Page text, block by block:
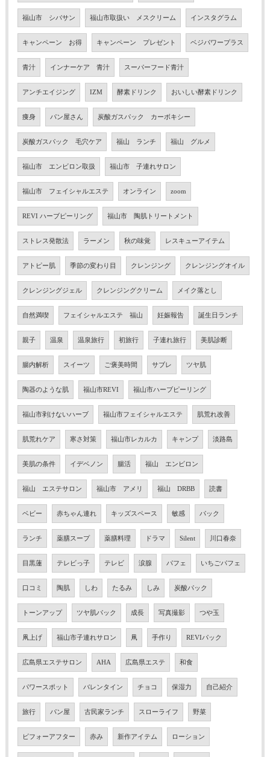
福山市 シバサン 福山市取扱い メスクリーム インスタグラム
キャンペーン お得 キャンペーン プレゼント ベジパワープラス
青汁 インナーケア 青汁 スーパーフード青汁
アンチエイジング IZM 酵素ドリンク おいしい酵素ドリンク
痩身 パン屋さん 炭酸ガスパック カーボキシー
炭酸ガスパック 毛穴ケア 福山 ランチ 福山 グルメ
福山市 エンビロン取扱 福山市 子連れサロン
福山市 フェイシャルエステ オンライン zoom
REVI ハーブピーリング 福山市 陶肌トリートメント
ストレス発散法 ラーメン 秋の味覚 レスキューアイテム
アトピー肌 季節の変わり目 クレンジング クレンジングオイル
クレンジングジェル クレンジングクリーム メイク落とし
自然満喫 フェイシャルエステ 福山 妊娠報告 誕生日ランチ
親子 温泉 温泉旅行 初旅行 子連れ旅行 美肌診断
腸内解析 スイーツ ご褒美時間 サブレ ツヤ肌
陶器のような肌 福山市REVI 福山市ハーブピーリング
福山市剥けないハーブ 福山市フェイシャルエステ 肌荒れ改善
肌荒れケア 寒さ対策 福山市レカルカ キャンプ 淡路島
美肌の条件 イデベノン 腸活 福山 エンビロン
福山 エステサロン 福山市 アメリ 福山 DRBB 読書
ベビー 赤ちゃん連れ キッズスペース 敏感 パック
ランチ 薬膳スープ 薬膳料理 ドラマ Silent 川口春奈
目黒蓮 テレビっ子 テレビ 涙腺 パフェ いちごパフェ
口コミ 陶肌 しわ たるみ しみ 炭酸パック
トーンアップ ツヤ肌パック 成長 写真撮影 つや玉
凧上げ 福山市子連れサロン 凧 手作り REVIパック
広島県エステサロン AHA 広島県エステ 和食
パワースポット バレンタイン チョコ 保湿力 自己紹介
旅行 パン屋 古民家ランチ スローライフ 野菜
ビフォーアフター 赤み 新作アイテム ローション